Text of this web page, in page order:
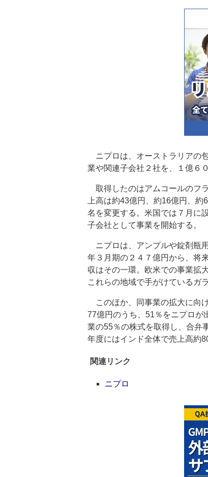
ニプロは、オーストラリアの
業や関連子会社２社を、１億６
取得したのはアムコールのフ
上高は約43億円、約16億円、
名を変更する。米国では７月に
子会社として事業を開始する。
ニプロは、アンプルや錠剤瓶
年３月期の２４７億円から、将
収はその一環。欧米での事業拡
これらの地域で手がけているガ
このほか、同事業の拡大に向
77億円のうち、51％をニプロが
業の55％の株式を取得し、合弁
年度にはインド全体で売上高約
関連リンク
ニプロ